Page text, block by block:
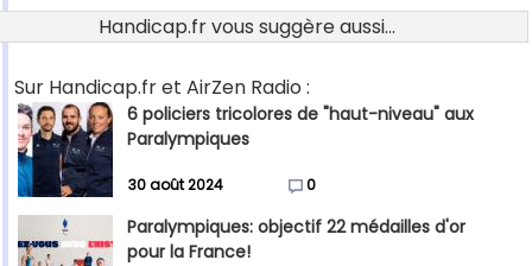
Handicap.fr vous suggère aussi...
Sur Handicap.fr et AirZen Radio :
6 policiers tricolores de "haut-niveau" aux
Paralympiques
30 août 2024 0
Paralympiques: objectif 22 médailles d'or
pour la France!